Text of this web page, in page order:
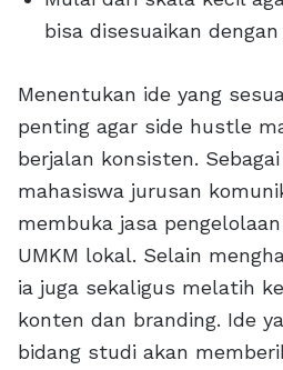
bisa disesuaikan
Menentukan ide yang
penting agar side hustle
berjalan konsisten.
mahasiswa jurusan
membuka jasa
UMKM lokal. Selain
ia juga sekaligus melatih
konten dan branding. Ide
bidang studi akan